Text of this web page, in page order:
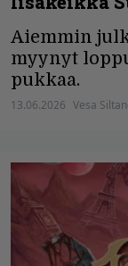
Aiemmin
myynyt
pukkaa.
13.06.2026 Vesa